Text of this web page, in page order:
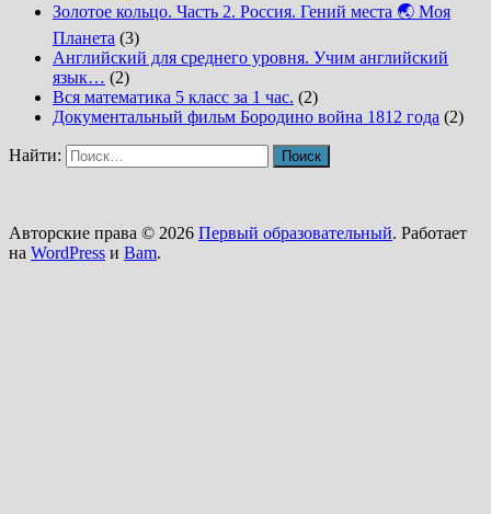
Золотое кольцо. Часть 2. Россия. Гений места 🌏 Моя
Планета (3)
Английский для среднего уровня. Учим английский
язык… (2)
Вся математика 5 класс за 1 час. (2)
Документальный фильм Бородино война 1812 года (2)
Найти:
Авторские права © 2026 Первый образовательный. Работает
на WordPress и Bam.